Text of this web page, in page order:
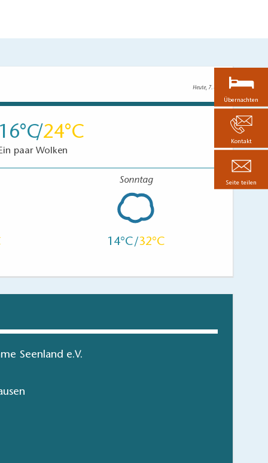
Heute, 7. 8.
16 24
Ein paar Wolken
Sonntag
14 32
erleben
Seenland e.V.
Übernachten
Kontakt
Seite teilen